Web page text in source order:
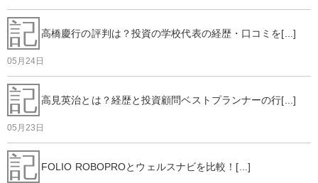
記 高橋慶行の評判は？投資の学校代表の経歴・口コミを[...]
05月24日
記 高見英治とは？経歴と投資顧問ベストプランナーの行[...]
05月23日
記 FOLIO ROBOPROとウェルスナビを比較！[...]